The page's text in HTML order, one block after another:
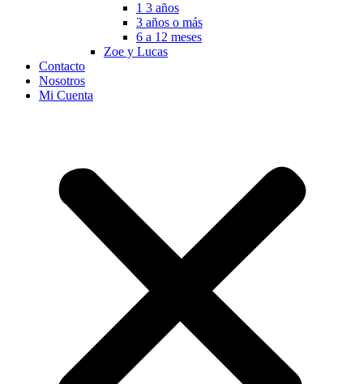
1 3 años
3 años o más
6 a 12 meses
Zoe y Lucas
Contacto
Nosotros
Mi Cuenta